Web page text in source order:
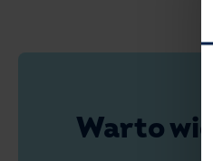
Warto